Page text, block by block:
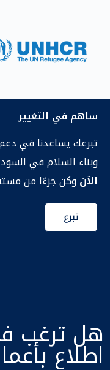
ساهم في التغيير
تبرعك يساعدنا في
وبناء السلام في
الآن وكن جزءًا من
تبرع
هل ترغب
اطلاع